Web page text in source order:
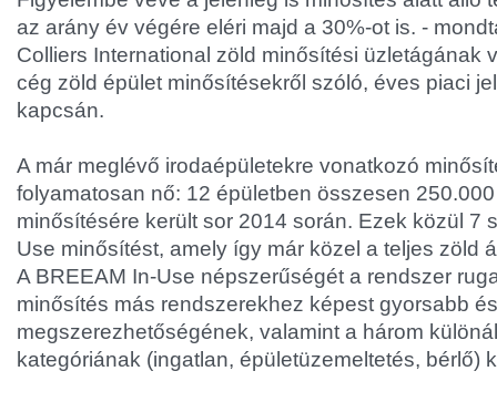
az arány év végére eléri majd a 30%-ot is. -
Colliers International zöld minősítési üzletágának
cég zöld épület minősítésekről szóló, éves piaci
kapcsán.
A már meglévő irodaépületekre vonatkozó
folyamatosan nő: 12 épületben összesen
minősítésére került sor 2014 során. Ezek közül 7
Use minősítést, amely így már közel a teljes zöld
A BREEAM In-Use népszerűségét a rendszer
minősítés más rendszerekhez képest gyorsabb
megszerezhetőségének, valamint a három
kategóriának (ingatlan, épületüzemeltetés, bérlő)